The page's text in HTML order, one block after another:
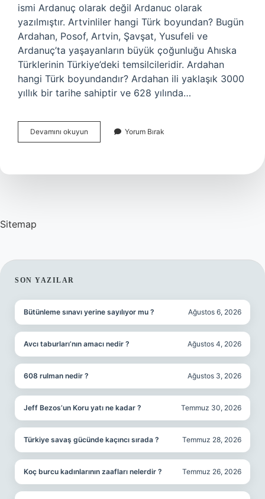
ismi Ardanuç olarak değil Ardanuc olarak
yazılmıştır. Artvinliler hangi Türk boyundan? Bugün
Ardahan, Posof, Artvin, Şavşat, Yusufeli ve
Ardanuç’ta yaşayanların büyük çoğunluğu Ahıska
Türklerinin Türkiye’deki temsilcileridir. Ardahan
hangi Türk boyundandır? Ardahan ili yaklaşık 3000
yıllık bir tarihe sahiptir ve 628 yılında…
Devamını okuyun Ardanuç
Hangi
Yorum Bırak
Sitemap
SIDEBAR
SON YAZILAR
Bütünleme sınavı yerine sayılıyor mu ? Ağustos 6, 2026
Avcı taburları’nın amacı nedir ? Ağustos 4, 2026
608 rulman nedir ? Ağustos 3, 2026
Jeff Bezos’un Koru yatı ne kadar ? Temmuz 30, 2026
Türkiye savaş gücünde kaçıncı sırada ? Temmuz 28, 2026
Koç burcu kadınlarının zaafları nelerdir ? Temmuz 26, 2026